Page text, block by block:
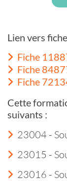
Lien vers
Fiche
Fiche
Fiche
Cette
suivants :
23004 -
23015 -
23016 -